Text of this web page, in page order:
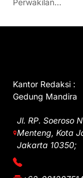
Perwakilan…
Kantor Redaksi :
Gedung Mandira
Jl. RP. Soeroso
Menteng, Kota
Jakarta 10350;
(021) 3908026